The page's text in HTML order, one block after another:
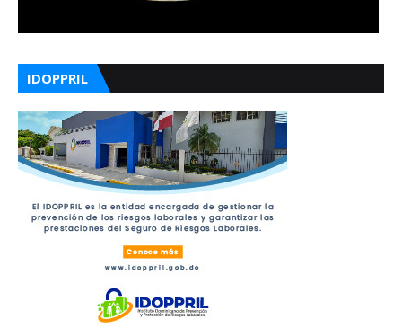
IDOPPRIL